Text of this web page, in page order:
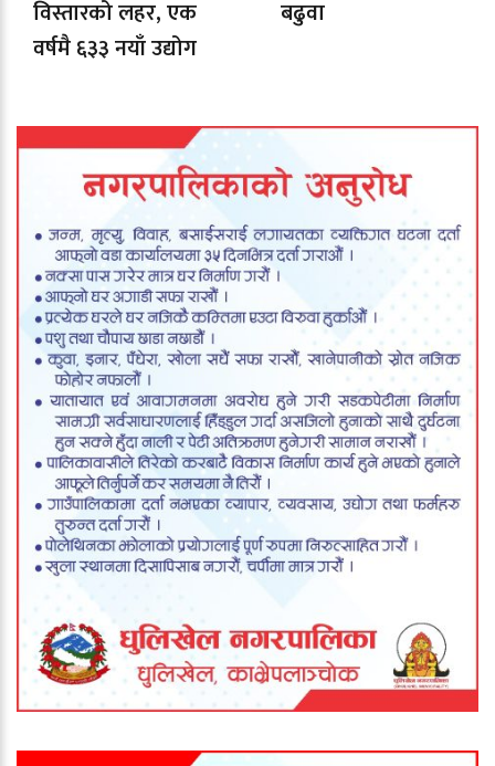
विस्तारको लहर, एक
वर्षमै ६३३ नयाँ उद्योग
बढुवा